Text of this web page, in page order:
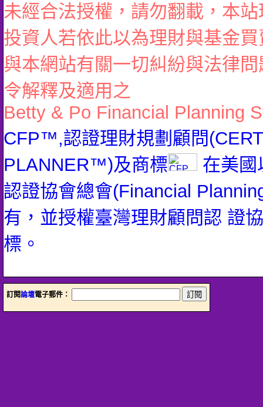
未經合法授權，請勿翻載，本
投資人若依此以為理財與基金
與本網站有關一切糾紛與法律
令解釋及適用之
Betty & Po Financial Planning
CFP™,認證理財規劃顧問
PLANNER™)及商標
在美國
認證協會總會(Financial
有，並授權臺灣理財顧問認 證
標。
訂閱論壇電子郵件：